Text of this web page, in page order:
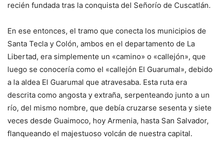
recién fundada tras la conquista del Señorío de Cuscatlán.
En ese entonces, el tramo que conecta los municipios de
Santa Tecla y Colón, ambos en el departamento de La
Libertad, era simplemente un «camino» o «callejón», que
luego se conocería como el «callejón El Guarumal», debido
a la aldea El Guarumal que atravesaba. Esta ruta era
descrita como angosta y extraña, serpenteando junto a un
río, del mismo nombre, que debía cruzarse sesenta y siete
veces desde Guaimoco, hoy Armenia, hasta San Salvador,
flanqueando el majestuoso volcán de nuestra capital.